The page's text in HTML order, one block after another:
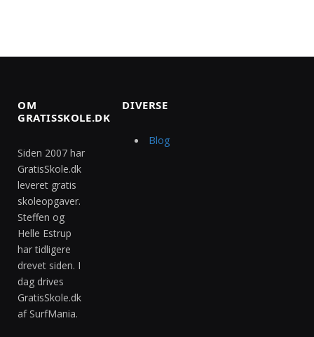
OM
GRATISSKOLE.DK
Siden 2007 har
GratisSkole.dk
leveret gratis
skoleopgaver.
Steffen og
Helle Estrup
har tidligere
drevet siden. I
dag drives
GratisSkole.dk
af SurfMania.
DIVERSE
Blog